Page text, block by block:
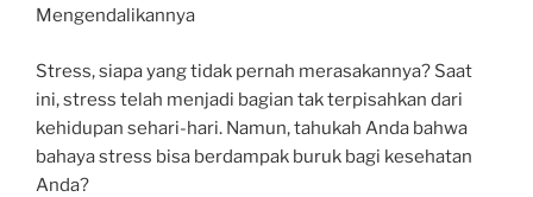
Mengendalikannya
Stress, siapa yang tidak pernah merasakannya? Saat
ini, stress telah menjadi bagian tak terpisahkan dari
kehidupan sehari-hari. Namun, tahukah Anda bahwa
bahaya stress bisa berdampak buruk bagi kesehatan
Anda?